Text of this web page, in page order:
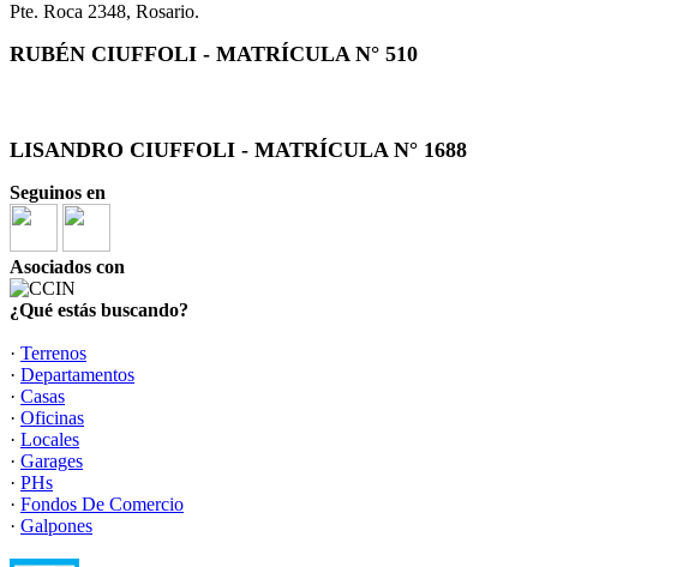
Pte. Roca 2348, Rosario.
RUBÉN CIUFFOLI - MATRÍCULA N° 510
LISANDRO CIUFFOLI - MATRÍCULA N° 1688
Seguinos en
Asociados con
¿Qué estás buscando?
· Terrenos
· Departamentos
· Casas
· Oficinas
· Locales
· Garages
· PHs
· Fondos De Comercio
· Galpones